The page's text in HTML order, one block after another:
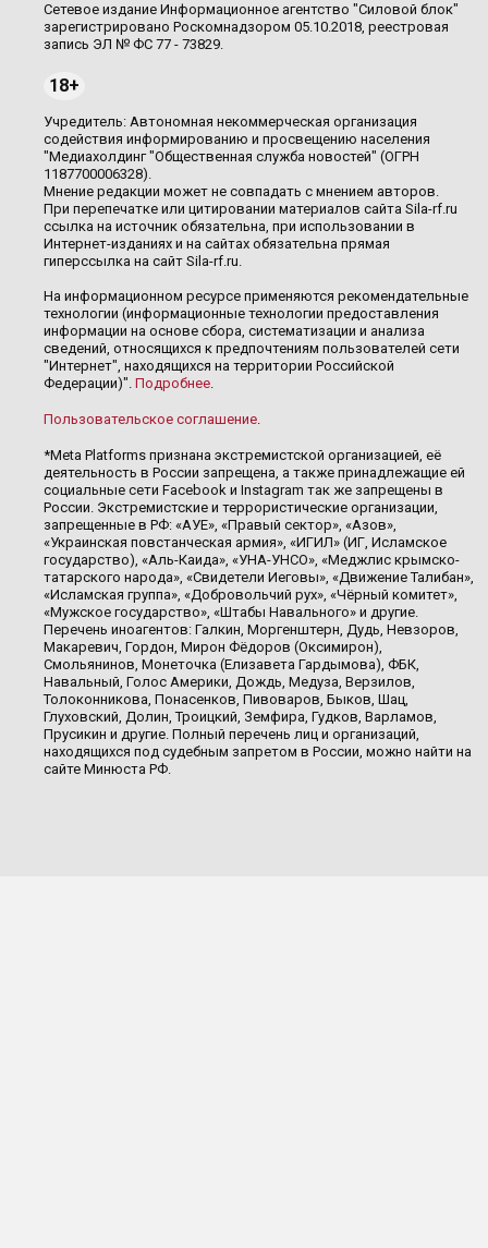
Сетевое издание Информационное агентство "Силовой блок"
зарегистрировано Роскомнадзором 05.10.2018, реестровая
запись ЭЛ № ФС 77 - 73829.
18+
Учредитель: Автономная некоммерческая организация
содействия информированию и просвещению населения
"Медиахолдинг "Общественная служба новостей" (ОГРН
1187700006328).
Мнение редакции может не совпадать с мнением авторов.
При перепечатке или цитировании материалов сайта Sila-rf.ru
ссылка на источник обязательна, при использовании в
Интернет-изданиях и на сайтах обязательна прямая
гиперссылка на сайт Sila-rf.ru.
На информационном ресурсе применяются рекомендательные
технологии (информационные технологии предоставления
информации на основе сбора, систематизации и анализа
сведений, относящихся к предпочтениям пользователей сети
"Интернет", находящихся на территории Российской
Федерации)". Подробнее.
Пользовательское соглашение.
*Meta Platforms признана экстремистской организацией, её
деятельность в России запрещена, а также принадлежащие ей
социальные сети Facebook и Instagram так же запрещены в
России. Экстремистские и террористические организации,
запрещенные в РФ: «АУЕ», «Правый сектор», «Азов»,
«Украинская повстанческая армия», «ИГИЛ» (ИГ, Исламское
государство), «Аль-Каида», «УНА-УНСО», «Меджлис крымско-
татарского народа», «Свидетели Иеговы», «Движение Талибан»,
«Исламская группа», «Добровольчий рух», «Чёрный комитет»,
«Мужское государство», «Штабы Навального» и другие.
Перечень иноагентов: Галкин, Моргенштерн, Дудь, Невзоров,
Макаревич, Гордон, Мирон Фёдоров (Оксимирон),
Смольянинов, Монеточка (Елизавета Гардымова), ФБК,
Навальный, Голос Америки, Дождь, Медуза, Верзилов,
Толоконникова, Понасенков, Пивоваров, Быков, Шац,
Глуховский, Долин, Троицкий, Земфира, Гудков, Варламов,
Прусикин и другие. Полный перечень лиц и организаций,
находящихся под судебным запретом в России, можно найти на
сайте Минюста РФ.